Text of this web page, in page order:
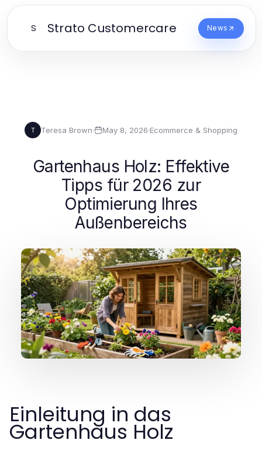
S Strato Customercare News
T Teresa Brown· May 8, 2026·Ecommerce & Shopping
Gartenhaus Holz: Effektive
Tipps für 2026 zur
Optimierung Ihres
Außenbereichs
Einleitung in das
Gartenhaus Holz